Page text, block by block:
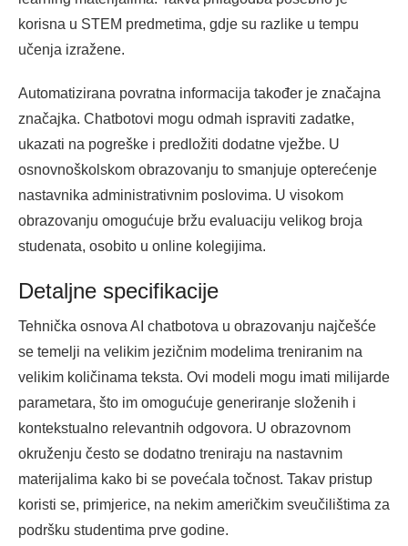
korisna u STEM predmetima, gdje su razlike u tempu
učenja izražene.
Automatizirana povratna informacija također je značajna
značajka. Chatbotovi mogu odmah ispraviti zadatke,
ukazati na pogreške i predložiti dodatne vježbe. U
osnovnoškolskom obrazovanju to smanjuje opterećenje
nastavnika administrativnim poslovima. U visokom
obrazovanju omogućuje bržu evaluaciju velikog broja
studenata, osobito u online kolegijima.
Detaljne specifikacije
Tehnička osnova AI chatbotova u obrazovanju najčešće
se temelji na velikim jezičnim modelima treniranim na
velikim količinama teksta. Ovi modeli mogu imati milijarde
parametara, što im omogućuje generiranje složenih i
kontekstualno relevantnih odgovora. U obrazovnom
okruženju često se dodatno treniraju na nastavnim
materijalima kako bi se povećala točnost. Takav pristup
koristi se, primjerice, na nekim američkim sveučilištima za
podršku studentima prve godine.